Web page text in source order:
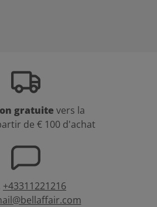
gratuite vers la
de € 100 d'achat
+43311221216